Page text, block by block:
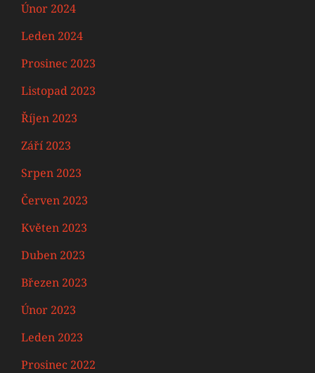
Únor 2024
Leden 2024
Prosinec 2023
Listopad 2023
Říjen 2023
Září 2023
Srpen 2023
Červen 2023
Květen 2023
Duben 2023
Březen 2023
Únor 2023
Leden 2023
Prosinec 2022